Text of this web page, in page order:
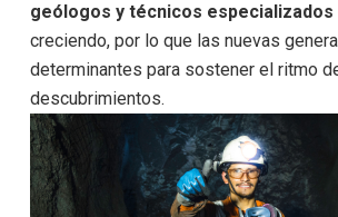
geólogos y técnicos especializados
creciendo, por lo que las nuevas
determinantes para sostener el ritmo
descubrimientos.